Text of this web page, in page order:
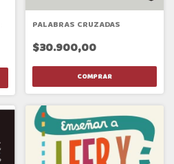
PALABRAS CRUZADAS
$30.900,00